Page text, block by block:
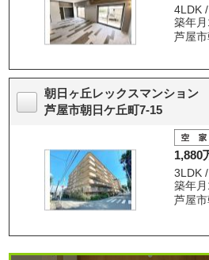
4LDK /
築年
芦屋
朝日ヶ丘レックスマンション
芦屋市朝日ケ丘町7-15
1,880
3LDK /
築年
芦屋